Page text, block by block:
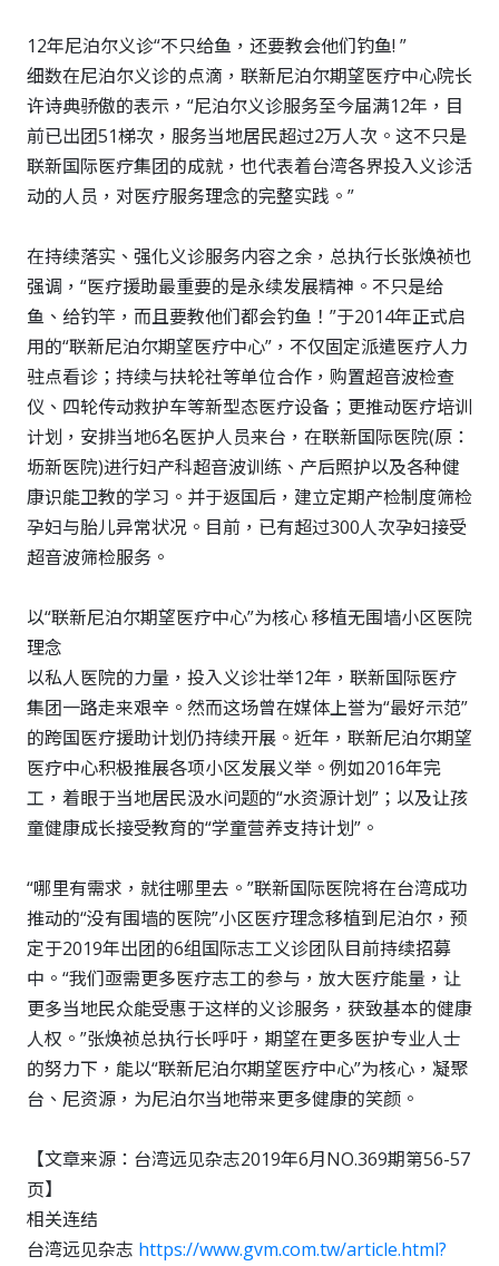
12年尼泊尔义诊“不只给鱼，还要教会他们钓鱼! ”
细数在尼泊尔义诊的点滴，联新尼泊尔期望医疗中心院长
许诗典骄傲的表示，“尼泊尔义诊服务至今届满12年，目
前已出团51梯次，服务当地居民超过2万人次。这不只是
联新国际医疗集团的成就，也代表着台湾各界投入义诊活
动的人员，对医疗服务理念的完整实践。”
在持续落实、强化义诊服务内容之余，总执行长张焕祯也
强调，“医疗援助最重要的是永续发展精神。不只是给
鱼、给钓竿，而且要教他们都会钓鱼！”于2014年正式启
用的“联新尼泊尔期望医疗中心”，不仅固定派遣医疗人力
驻点看诊；持续与扶轮社等单位合作，购置超音波检查
仪、四轮传动救护车等新型态医疗设备；更推动医疗培训
计划，安排当地6名医护人员来台，在联新国际医院(原：
坜新医院)进行妇产科超音波训练、产后照护以及各种健
康识能卫教的学习。并于返国后，建立定期产检制度筛检
孕妇与胎儿异常状况。目前，已有超过300人次孕妇接受
超音波筛检服务。
以“联新尼泊尔期望医疗中心”为核心 移植无围墙小区医院
理念
以私人医院的力量，投入义诊壮举12年，联新国际医疗
集团一路走来艰辛。然而这场曾在媒体上誉为“最好示范”
的跨国医疗援助计划仍持续开展。近年，联新尼泊尔期望
医疗中心积极推展各项小区发展义举。例如2016年完
工，着眼于当地居民汲水问题的“水资源计划”；以及让孩
童健康成长接受教育的“学童营养支持计划”。
“哪里有需求，就往哪里去。”联新国际医院将在台湾成功
推动的“没有围墙的医院”小区医疗理念移植到尼泊尔，预
定于2019年出团的6组国际志工义诊团队目前持续招募
中。“我们亟需更多医疗志工的参与，放大医疗能量，让
更多当地民众能受惠于这样的义诊服务，获致基本的健康
人权。”张焕祯总执行长呼吁，期望在更多医护专业人士
的努力下，能以“联新尼泊尔期望医疗中心”为核心，凝聚
台、尼资源，为尼泊尔当地带来更多健康的笑颜。
【文章来源：台湾远见杂志2019年6月NO.369期第56-57
页】
相关连结
台湾远见杂志 https://www.gvm.com.tw/article.html?